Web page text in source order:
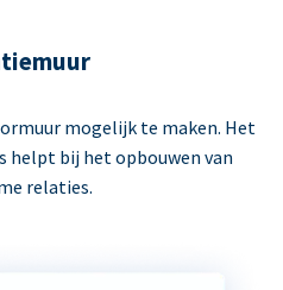
mogelijk te maken. Het
helpt bij het opbouwen van
relaties.